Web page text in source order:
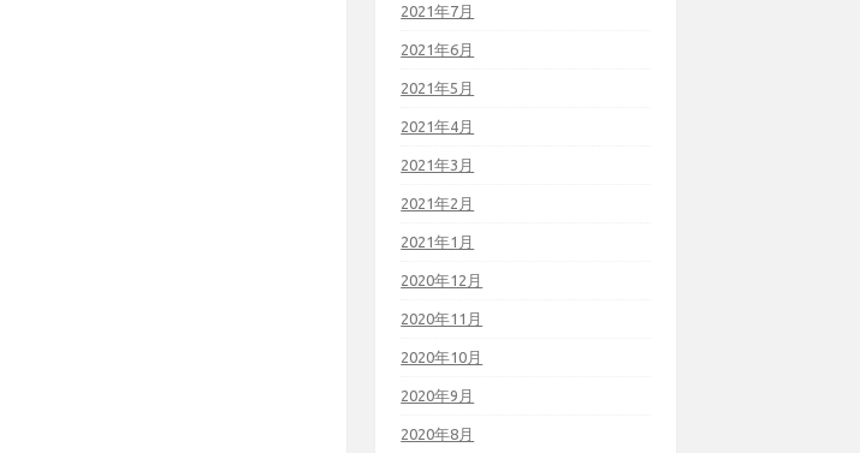
2021年7月
2021年6月
2021年5月
2021年4月
2021年3月
2021年2月
2021年1月
2020年12月
2020年11月
2020年10月
2020年9月
2020年8月